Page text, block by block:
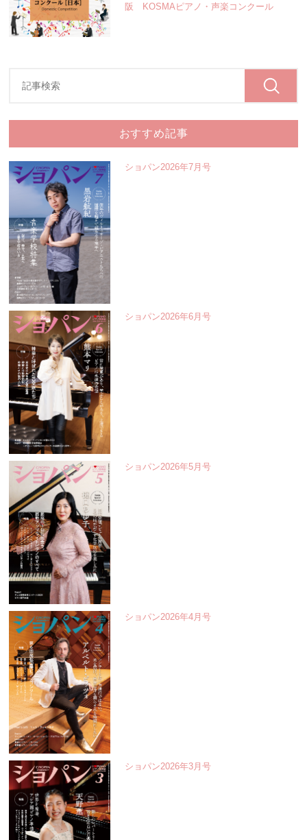
阪 KOSMAピアノ・声楽コンクール
おすすめ記事
ショパン2026年7月号
ショパン2026年6月号
ショパン2026年5月号
ショパン2026年4月号
ショパン2026年3月号